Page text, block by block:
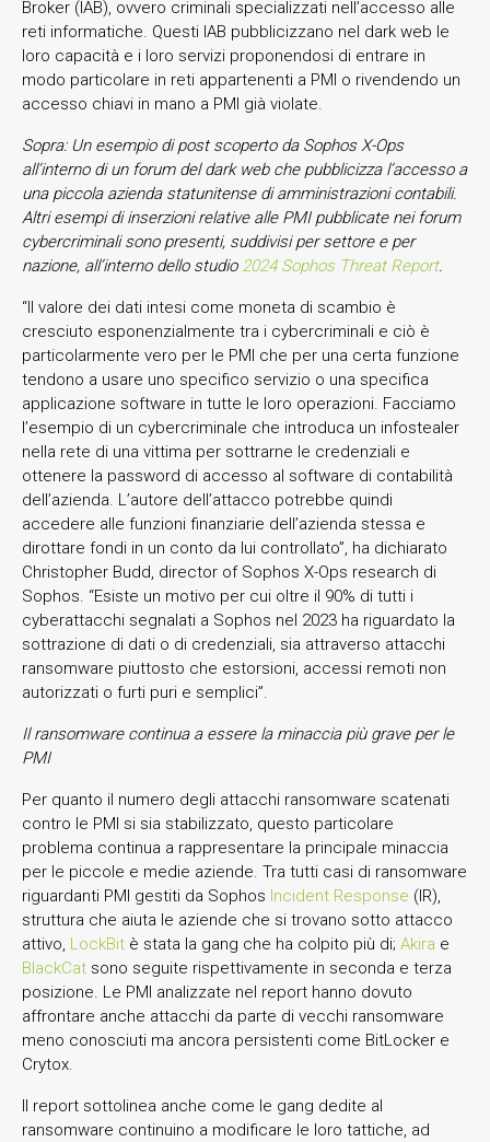
Broker (IAB), ovvero criminali specializzati nell’accesso alle
reti informatiche. Questi IAB pubblicizzano nel dark web le
loro capacità e i loro servizi proponendosi di entrare in
modo particolare in reti appartenenti a PMI o rivendendo un
accesso chiavi in mano a PMI già violate.
Sopra: Un esempio di post scoperto da Sophos X-Ops
all’interno di un forum del dark web che pubblicizza l’accesso a
una piccola azienda statunitense di amministrazioni contabili.
Altri esempi di inserzioni relative alle PMI pubblicate nei forum
cybercriminali sono presenti, suddivisi per settore e per
nazione, all’interno dello studio 2024 Sophos Threat Report.
“Il valore dei dati intesi come moneta di scambio è
cresciuto esponenzialmente tra i cybercriminali e ciò è
particolarmente vero per le PMI che per una certa funzione
tendono a usare uno specifico servizio o una specifica
applicazione software in tutte le loro operazioni. Facciamo
l’esempio di un cybercriminale che introduca un infostealer
nella rete di una vittima per sottrarne le credenziali e
ottenere la password di accesso al software di contabilità
dell’azienda. L’autore dell’attacco potrebbe quindi
accedere alle funzioni finanziarie dell’azienda stessa e
dirottare fondi in un conto da lui controllato”, ha dichiarato
Christopher Budd, director of Sophos X-Ops research di
Sophos. “Esiste un motivo per cui oltre il 90% di tutti i
cyberattacchi segnalati a Sophos nel 2023 ha riguardato la
sottrazione di dati o di credenziali, sia attraverso attacchi
ransomware piuttosto che estorsioni, accessi remoti non
autorizzati o furti puri e semplici”.
Il ransomware continua a essere la minaccia più grave per le
PMI
Per quanto il numero degli attacchi ransomware scatenati
contro le PMI si sia stabilizzato, questo particolare
problema continua a rappresentare la principale minaccia
per le piccole e medie aziende. Tra tutti casi di ransomware
riguardanti PMI gestiti da Sophos Incident Response (IR),
struttura che aiuta le aziende che si trovano sotto attacco
attivo, LockBit è stata la gang che ha colpito più di; Akira e
BlackCat sono seguite rispettivamente in seconda e terza
posizione. Le PMI analizzate nel report hanno dovuto
affrontare anche attacchi da parte di vecchi ransomware
meno conosciuti ma ancora persistenti come BitLocker e
Crytox.
Il report sottolinea anche come le gang dedite al
ransomware continuino a modificare le loro tattiche, ad